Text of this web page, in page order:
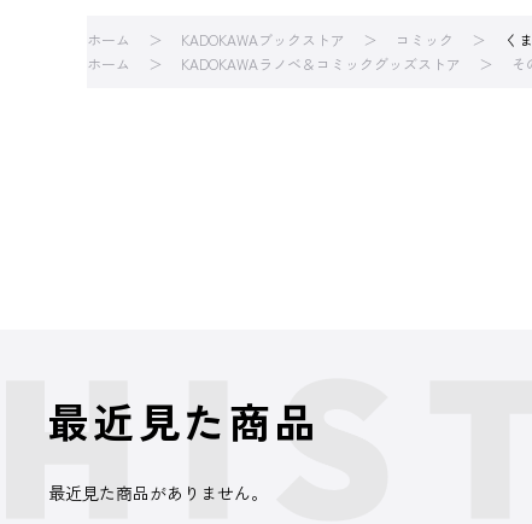
ホーム KADOKAWAブックストア コミック
く
ホーム
KADOKAWAラノベ＆コミックグッズストア そ
最近見た商品
最近見た商品がありません。